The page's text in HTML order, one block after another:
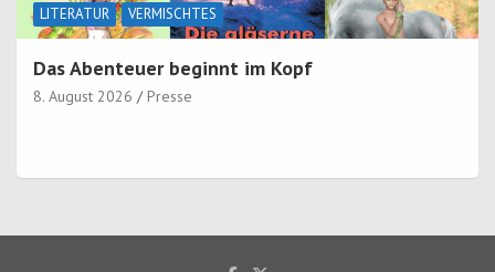
LITERATUR VERMISCHTES
Das Abenteuer beginnt im Kopf
8. August 2026 Presse